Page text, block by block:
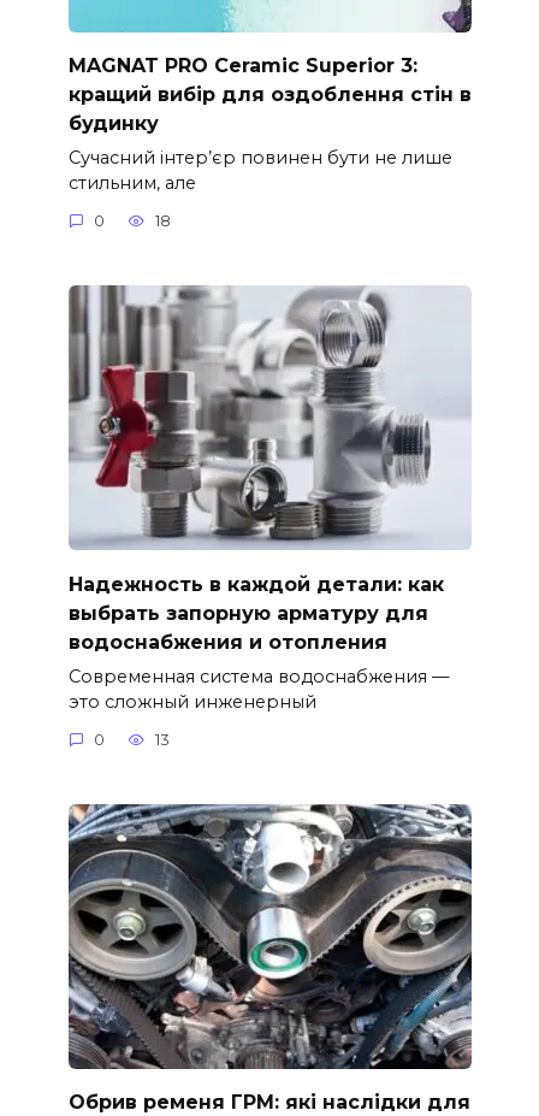
MAGNAT PRO Ceramic Superior 3:
кращий вибір для оздоблення стін в
будинку
Сучасний інтер’єр повинен бути не лише
стильним, але
0 18
Надежность в каждой детали: как
выбрать запорную арматуру для
водоснабжения и отопления
Современная система водоснабжения —
это сложный инженерный
0 13
Обрив ременя ГРМ: які наслідки для